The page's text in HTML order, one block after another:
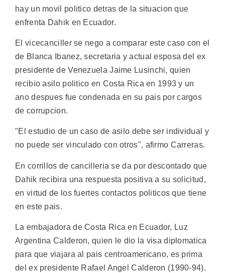
hay un movil politico detras de la situacion que
enfrenta Dahik en Ecuador.
El vicecanciller se nego a comparar este caso con el
de Blanca Ibanez, secretaria y actual esposa del ex
presidente de Venezuela Jaime Lusinchi, quien
recibio asilo politico en Costa Rica en 1993 y un
ano despues fue condenada en su pais por cargos
de corrupcion.
"El estudio de un caso de asilo debe ser individual y
no puede ser vinculado con otros", afirmo Carreras.
En corrillos de cancilleria se da por descontado que
Dahik recibira una respuesta positiva a su solicitud,
en virtud de los fuertes contactos politicos que tiene
en este pais.
La embajadora de Costa Rica en Ecuador, Luz
Argentina Calderon, quien le dio la visa diplomatica
para que viajara al pais centroamericano, es prima
del ex presidente Rafael Angel Calderon (1990-94).